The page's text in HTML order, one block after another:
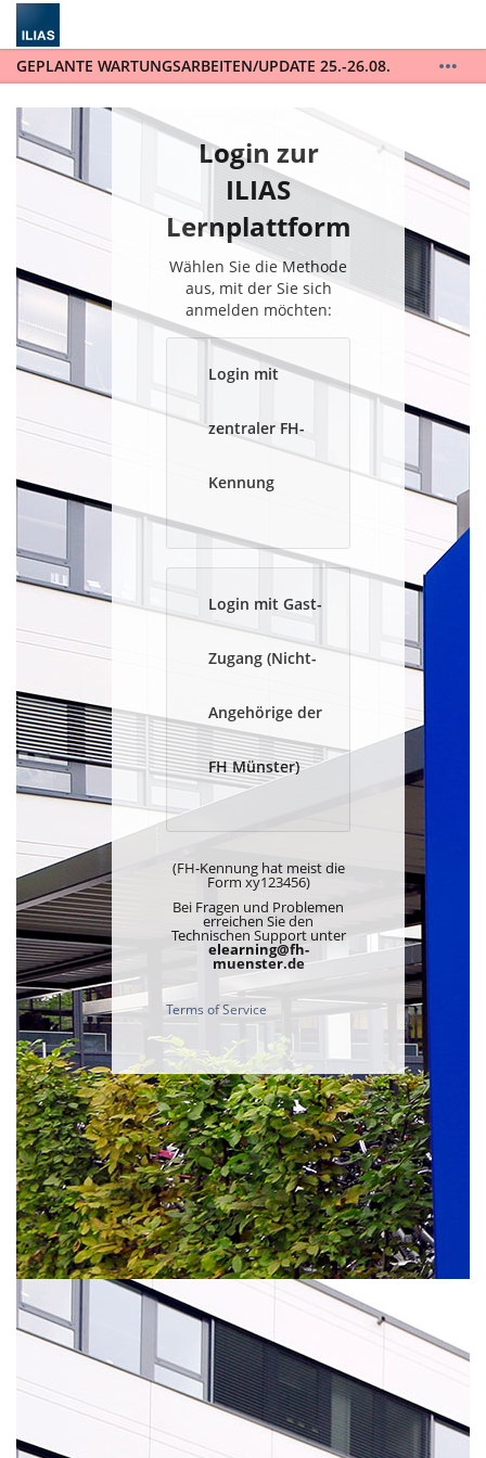
GEPLANTE WARTUNGSARBEITEN/UPDATE 25.-26.08.
ILIAS wird auf die Version 10 upgedatet. ILIAS steht
während der gesamten Wartungsarbeiten vom
25.-26.08. nicht zur Verfügung. / ILIAS will be
updated to version 10 and will not be available for
the entire scheduled maintenance from August 25th
to August 26th.
Login zur
ILIAS
Lernplattform
Wählen Sie die Methode
aus, mit der Sie sich
anmelden möchten:
Login mit
zentraler FH-
Kennung
Login mit Gast-
Zugang (Nicht-
Angehörige der
FH Münster)
(FH-Kennung hat meist die
Form xy123456)
Bei Fragen und Problemen
erreichen Sie den
Technischen Support unter
elearning@fh-
muenster.de
Terms of Service